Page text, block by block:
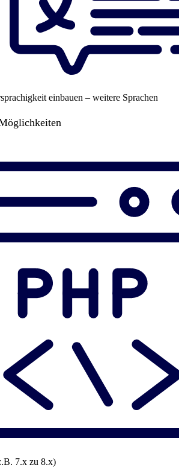
einbauen – weitere Sprachen
7.x zu 8.x)